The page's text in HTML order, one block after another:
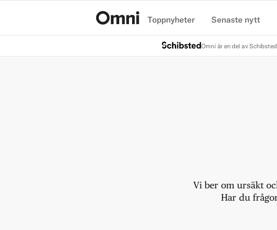
Toppnyheter Senaste nytt
Omni är en del av
Vi ber om ursäkt
Har du